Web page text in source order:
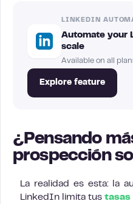
LINKEDIN
Automate your
scale
Available on all
Explore feature
¿Pensando
prospección
La realidad es esta: la
LinkedIn limita tus tasas